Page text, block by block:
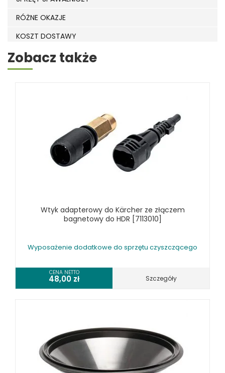
RÓŻNE OKAZJE
KOSZT DOSTAWY
Zobacz także
Wtyk adapterowy do Kärcher ze złączem
bagnetowy do HDR [7113010]
Wyposażenie dodatkowe do sprzętu czyszczącego
CENA NETTO
48,00 zł Szczegóły